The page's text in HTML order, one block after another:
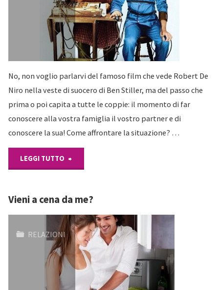
No, non voglio parlarvi del famoso film che vede Robert De
Niro nella veste di suocero di Ben Stiller, ma del passo che
prima o poi capita a tutte le coppie: il momento di far
conoscere alla vostra famiglia il vostro partner e di
conoscere la sua! Come affrontare la situazione? …
LEGGI TUTTO "Ti
i
miei"
Vieni a cena da me?
RELAZIONI